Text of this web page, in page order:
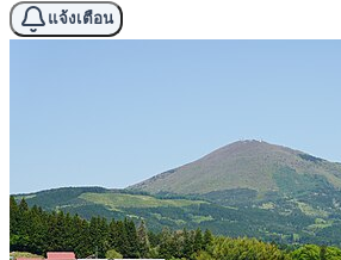
แจ้งเตือน